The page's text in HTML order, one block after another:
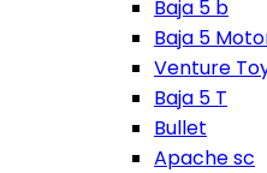
Baja 5 b
Baja 5
Venture
Baja 5 T
Bullet
Apache sc